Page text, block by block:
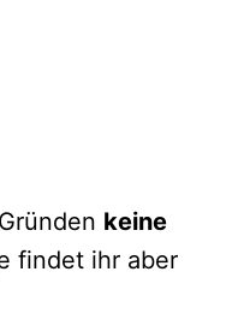
keine
findet ihr aber